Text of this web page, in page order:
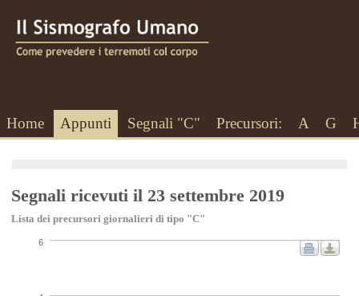
Home Appunti Segnali "C" Precursori: A G
Segnali ricevuti il 23 settembre 2019
Lista dei precursori giornalieri di tipo "C"
6